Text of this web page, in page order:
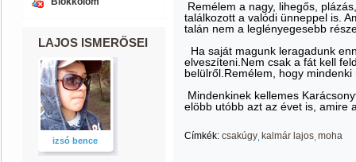
LAJOS ISMERŐSEI
izsó bence
Remélem a nagy, lihegős,
találkozott a valódi ünneppel is.
talán nem a leglényegesebb
Ha saját magunk leragadunk
elveszíteni.Nem csak a fát kell
belülről.Remélem, hogy
Mindenkinek kellemes
elöbb utóbb azt az évet is, amire
Címkék: csakúgy kalmár lajos moha